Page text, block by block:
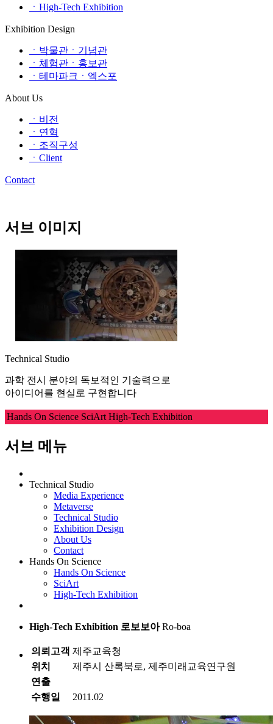
ㆍHigh-Tech Exhibition
Exhibition Design
ㆍ박물관ㆍ기념관
ㆍ체험관ㆍ홍보관
ㆍ테마파크ㆍ엑스포
About Us
ㆍ비전
ㆍ연혁
ㆍ조직구성
ㆍClient
Contact
서브 이미지
Technical Studio
과학 전시 분야의 독보적인 기술력으로
아이디어를 현실로 구현합니다
Hands On Science SciArt High-Tech Exhibition
서브 메뉴
Technical Studio
Media Experience
Metaverse
Technical Studio
Exhibition Design
About Us
Contact
Hands On Science
Hands On Science
SciArt
High-Tech Exhibition
High-Tech Exhibition 로보보아 Ro-boa
의뢰고객 제주교육청
위치
제주시 산록북로, 제주미래교육연구원
연출
수행일
2011.02